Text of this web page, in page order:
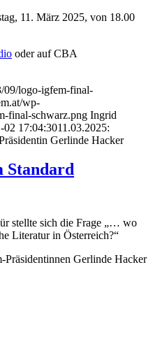
11. März 2025, von 18.00
oder auf CBA
09/logo-igfem-final-
wp-
final-schwarz.png Ingrid
02 17:04:3011.03.2025:
Gerlinde Hacker
Standard
stellte sich die Frage „… wo
Literatur in Österreich?“
Gerlinde Hacker